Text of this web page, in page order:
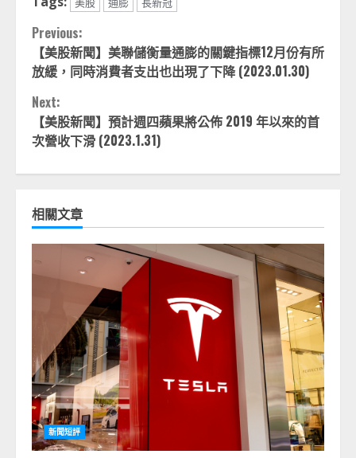
Continue
Reading
Previous:
【美股新聞】美聯儲衡量通膨的關鍵指標12月份有所
放緩，同時消費者支出也出現了下降 (2023.01.30)
Next:
【美股新聞】預計週四蘋果將公佈 2019 年以來的首
次營收下滑 (2023.1.31)
相關文章
新聞短評